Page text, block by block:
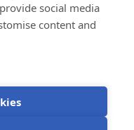
social media
content and
Användningsvillkor